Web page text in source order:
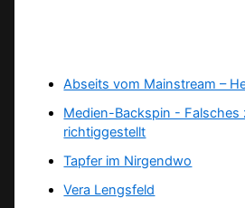
Abseits vom Mainstream –
Medien-Backspin - Falsches
richtiggestellt
Tapfer im Nirgendwo
Vera Lengsfeld